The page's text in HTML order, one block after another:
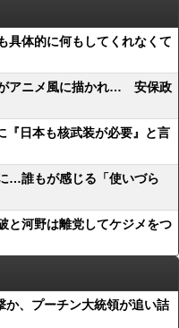
具体的に何もしてくれなくて
アニメ風に描かれ… 安保政
『日本も核武装が必要』と言
…誰もが感じる「使いづら
と河野は離党してケジメをつ
か、プーチン大統領が追い詰